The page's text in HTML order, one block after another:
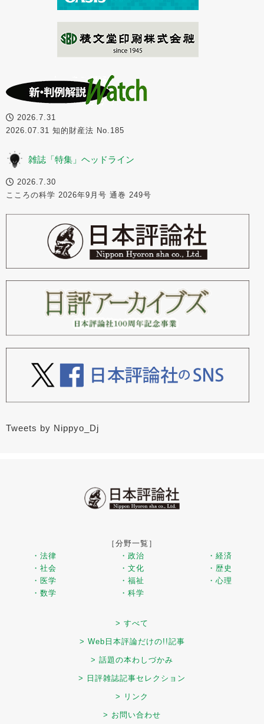
2026.7.31
2026.07.31 知的財産法 No.185
雑誌「特集」ヘッドライン
2026.7.30
こころの科学 2026年9月号 通巻 249号
Tweets by Nippyo_Dj
［分野一覧］
・法律
・政治
・経済
・社会
・文化
・歴史
・医学
・福祉
・心理
・数学
・科学
> すべて
> Web日本評論だけの!!記事
> 話題の本わしづかみ
> 日評雑誌記事セレクション
> リンク
> お問い合わせ